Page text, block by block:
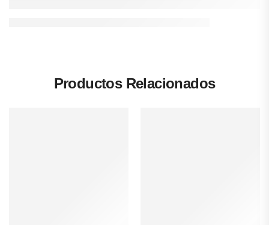
Productos Relacionados